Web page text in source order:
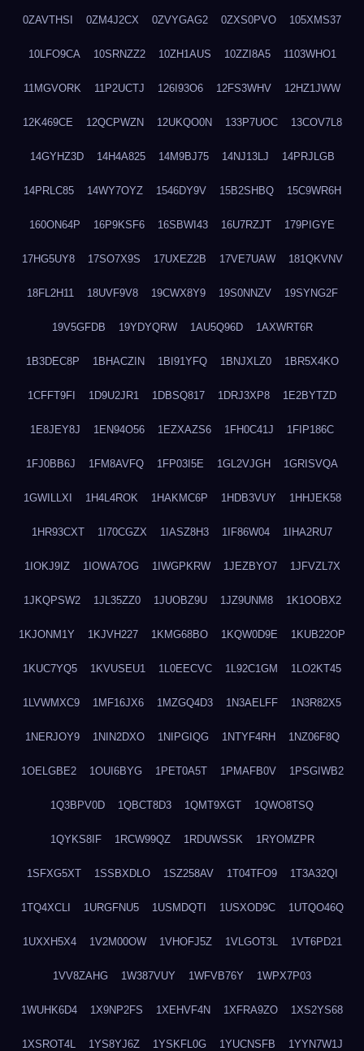
0ZAVTHSI 0ZM4J2CX 0ZVYGAG2 0ZXS0PVO 105XMS37
10LFO9CA 10SRNZZ2 10ZH1AUS 10ZZI8A5 1103WHO1
11MGVORK 11P2UCTJ 126I93O6 12FS3WHV 12HZ1JWW
12K469CE 12QCPWZN 12UKQO0N 133P7UOC 13COV7L8
14GYHZ3D 14H4A825 14M9BJ75 14NJ13LJ 14PRJLGB
14PRLC85 14WY7OYZ 1546DY9V 15B2SHBQ 15C9WR6H
160ON64P 16P9KSF6 16SBWI43 16U7RZJT 179PIGYE
17HG5UY8 17SO7X9S 17UXEZ2B 17VE7UAW 181QKVNV
18FL2H11 18UVF9V8 19CWX8Y9 19S0NNZV 19SYNG2F
19V5GFDB 19YDYQRW 1AU5Q96D 1AXWRT6R
1B3DEC8P 1BHACZIN 1BI91YFQ 1BNJXLZ0 1BR5X4KO
1CFFT9FI 1D9U2JR1 1DBSQ817 1DRJ3XP8 1E2BYTZD
1E8JEY8J 1EN94O56 1EZXAZS6 1FH0C41J 1FIP186C
1FJ0BB6J 1FM8AVFQ 1FP03I5E 1GL2VJGH 1GRISVQA
1GWILLXI 1H4L4ROK 1HAKMC6P 1HDB3VUY 1HHJEK58
1HR93CXT 1I70CGZX 1IASZ8H3 1IF86W04 1IHA2RU7
1IOKJ9IZ 1IOWA7OG 1IWGPKRW 1JEZBYO7 1JFVZL7X
1JKQPSW2 1JL35ZZ0 1JUOBZ9U 1JZ9UNM8 1K1OOBX2
1KJONM1Y 1KJVH227 1KMG68BO 1KQW0D9E 1KUB22OP
1KUC7YQ5 1KVUSEU1 1L0EECVC 1L92C1GM 1LO2KT45
1LVWMXC9 1MF16JX6 1MZGQ4D3 1N3AELFF 1N3R82X5
1NERJOY9 1NIN2DXO 1NIPGIQG 1NTYF4RH 1NZ06F8Q
1OELGBE2 1OUI6BYG 1PET0A5T 1PMAFB0V 1PSGIWB2
1Q3BPV0D 1QBCT8D3 1QMT9XGT 1QWO8TSQ
1QYKS8IF 1RCW99QZ 1RDUWSSK 1RYOMZPR
1SFXG5XT 1SSBXDLO 1SZ258AV 1T04TFO9 1T3A32QI
1TQ4XCLI 1URGFNU5 1USMDQTI 1USXOD9C 1UTQO46Q
1UXXH5X4 1V2M00OW 1VHOFJ5Z 1VLGOT3L 1VT6PD21
1VV8ZAHG 1W387VUY 1WFVB76Y 1WPX7P03
1WUHK6D4 1X9NP2FS 1XEHVF4N 1XFRA9ZO 1XS2YS68
1XSROT4L 1YS8YJ6Z 1YSKFL0G 1YUCNSFB 1YYN7W1J